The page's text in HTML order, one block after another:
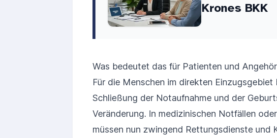
Krones BKK
Was bedeutet das für Patienten und
Für die Menschen im direkten
Schließung der Notaufnahme und der
Veränderung. In medizinischen Notfällen
müssen nun zwingend Rettungsdienste und